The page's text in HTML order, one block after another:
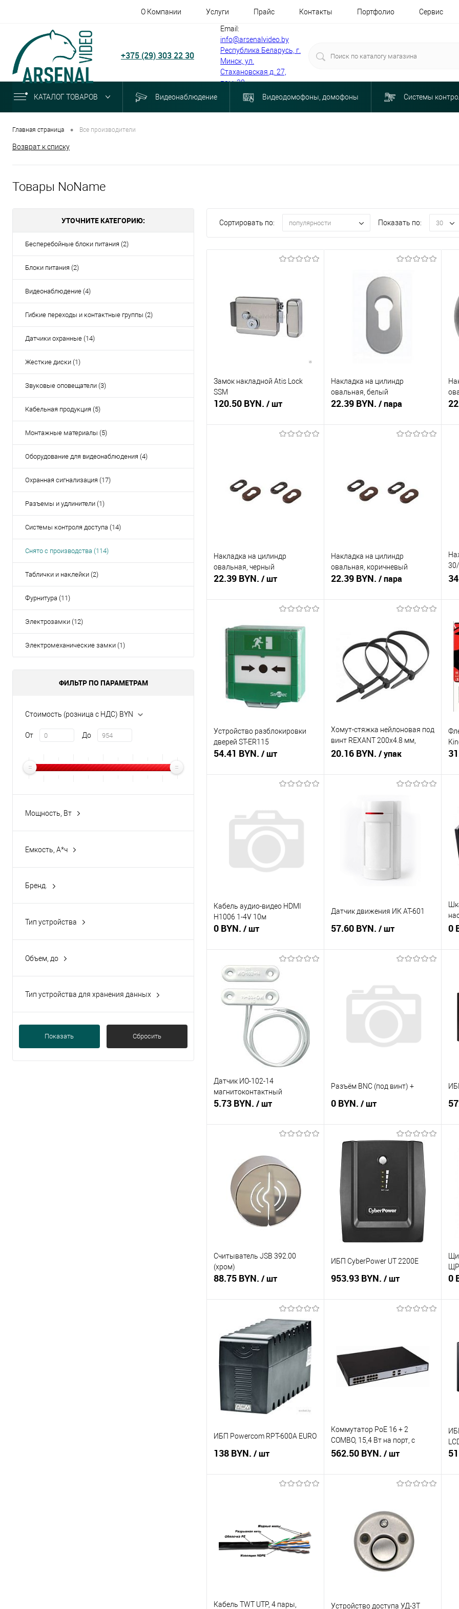
О Компании Услуги Прайс Контакты Портфолио Сервис
+375 (29) 303 22 30
Email:
info@arsenalvideo.by
Республика Беларусь, г.
Минск, ул.
Стахановская д. 27,
пом. 30
КАТАЛОГ ТОВАРОВ Видеонаблюдение Видеодомофоны, домофоны Системы
Главная страница • Все производители
Возврат к списку
Товары NoName
УТОЧНИТЕ КАТЕГОРИЮ:
Бесперебойные блоки питания (2)
Блоки питания (2)
Видеонаблюдение (4)
Гибкие переходы и контактные группы (2)
Датчики охранные (14)
Жесткие диски (1)
Звуковые оповещатели (3)
Кабельная продукция (5)
Монтажные материалы (5)
Оборудование для видеонаблюдения (4)
Охранная сигнализация (17)
Разъемы и удлинители (1)
Системы контроля доступа (14)
Снято с производства (114)
Таблички и наклейки (2)
Фурнитура (11)
Электрозамки (12)
Электромеханические замки (1)
ФИЛЬТР ПО ПАРАМЕТРАМ
Стоимость (розница с НДС) BYN
От До
Мощность, Вт
Емкость, A*ч
Бренд.
Тип устройства
Объем, до
Тип устройства для хранения данных
Показать Сбросить
Сортировать по: популярности Показать по: 30
Замок накладной Atis Lock
SSM
120.50 BYN. / шт
В избранное
Недоступно
Накладка на цилиндр
овальная, белый
22.39 BYN. / пара
В избранное
Недоступно
Накладка на цилиндр
овальная, черный
22.39 BYN. / шт
Купить в 1 клик
В избранное
Недоступно
Накладка на цилиндр
овальная, коричневый
22.39 BYN. / пара
Купить в 1 клик
Сравнение
В избранное
Недоступно
В
Устройство разблокировки
дверей ST-ER115
54.41 BYN. / шт
Купить в 1 клик
Сравнение
В избранное
Недоступно
Хомут-стяжка нейлоновая под
винт REXANT 200х4.8 мм,
черная, упаковка
20.16 BYN. / упак
Купить в 1 клик
Кабель аудио-видео HDMI
H1006 1-4V 10м
0 BYN. / шт
Подписаться
Купить в 1 клик
Сравнение
В избранное
Недоступно
Датчик движения ИК АТ-601
57.60 BYN. / шт
Купить в 1 клик
Сравнение
В избранное
Недоступно
0
Датчик ИО-102-14
магнитоконтактный
5.73 BYN. / шт
Купить в 1 клик
Сравнение
В избранное
Недоступно
Разъём BNC (под винт) +
0 BYN. / шт
Подписаться
Купить в 1 клик
В избранное
Недоступно
Считыватель JSB 392.00
(хром)
88.75 BYN. / шт
Подписаться
Купить в 1 клик
Сравнение
В избранное
Недоступно
ИБП CyberPower UT 2200E
953.93 BYN. / шт
Купить в 1 клик
Сравнение
В избранное
Недоступно
0
ИБП Powercom RPT-600A EURO
138 BYN. / шт
В избранное
Недоступно
Коммутатор PoE 16 + 2
COMBO, 15,4 Вт на порт, с
грозозащитой
562.50 BYN. / шт
Купить в 1 клик
Сравнение
В избранное
Недоступно
Кабель TWT UTP, 4 пары,
Устройство доступа УД-3Т